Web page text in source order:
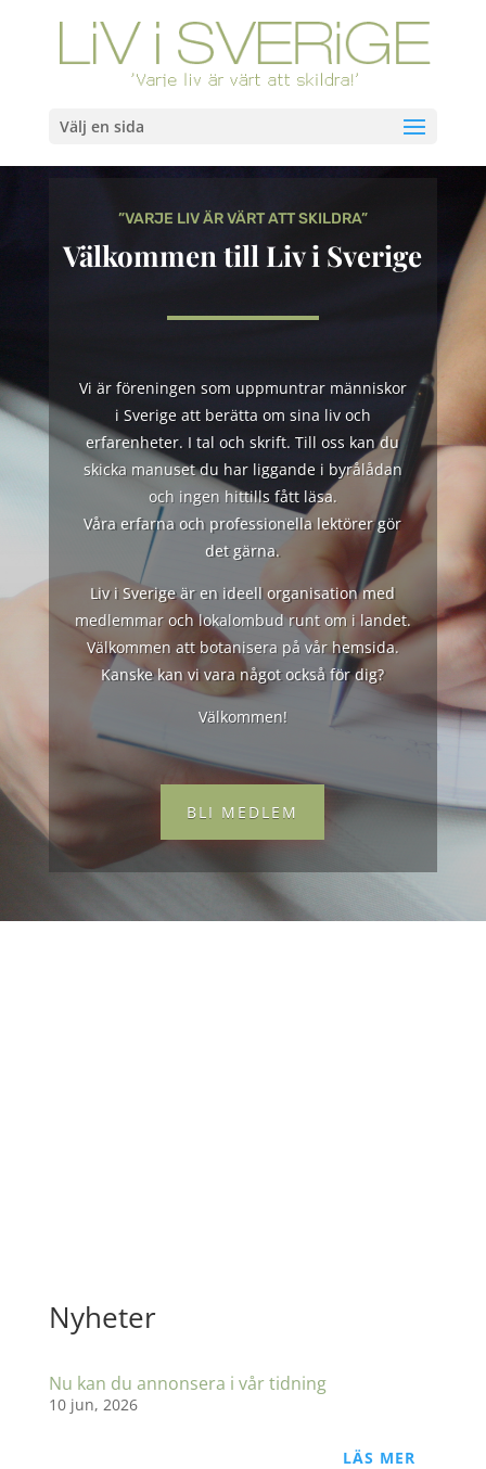
Välj en sida
”VARJE LIV ÄR VÄRT ATT SKILDRA”
Välkommen till Liv i Sverige
Vi är föreningen som uppmuntrar människor
i Sverige att berätta om sina liv och
erfarenheter. I tal och skrift. Till oss kan du
skicka manuset du har liggande i byrålådan
och ingen hittills fått läsa.
Våra erfarna och professionella lektörer gör
det gärna.
Liv i Sverige är en ideell organisation med
medlemmar och lokalombud runt om i landet.
Välkommen att botanisera på vår hemsida.
Kanske kan vi vara något också för dig?
Välkommen!
BLI MEDLEM
Nyheter
Nu kan du annonsera i vår tidning
10 jun, 2026
LÄS MER